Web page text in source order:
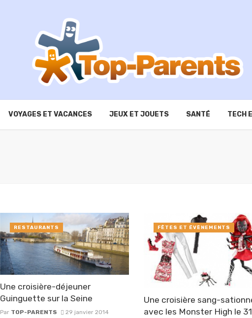
VOYAGES ET VACANCES JEUX ET JOUETS SANTÉ TECH
Une croisière-déjeuner
Guinguette sur la Seine
Par TOP-PARENTS 29 janvier 2014
RESTAURANTS
Une croisière sang-
avec les Monster High le
FÊTES ET ÉVÈNEMENTS